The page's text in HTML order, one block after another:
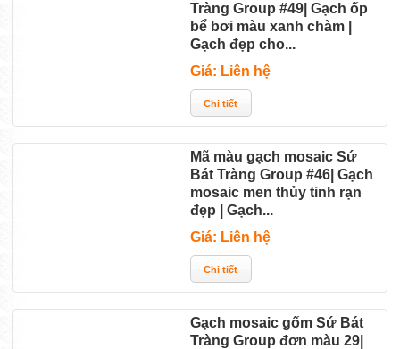
Tràng Group #49| Gạch ốp
bể bơi màu xanh chàm |
Gạch đẹp cho...
Giá: Liên hệ
Mã màu gạch mosaic Sứ
Bát Tràng Group #46| Gạch
mosaic men thủy tinh rạn
đẹp | Gạch...
Giá: Liên hệ
Gạch mosaic gốm Sứ Bát
Tràng Group đơn màu 29|